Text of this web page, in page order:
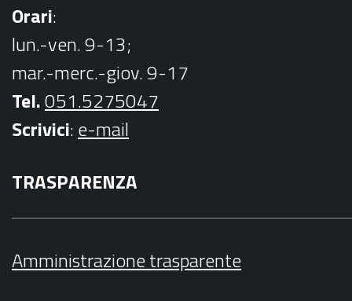
Orari:
lun.-ven. 9-13;
mar.-merc.-giov. 9-17
Tel.051.5275047
Scrivici:e-mail
TRASPARENZA
Amministrazione trasparente